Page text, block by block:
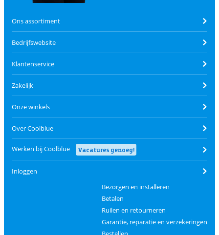
Ons assortiment
Bedrijfswebsite
Klantenservice
Zakelijk
Onze winkels
Over Coolblue
Werken bij Coolblue Vacatures genoeg!
Inloggen
Bezorgen en installeren
Betalen
Ruilen en retourneren
Garantie, reparatie en verzekeringen